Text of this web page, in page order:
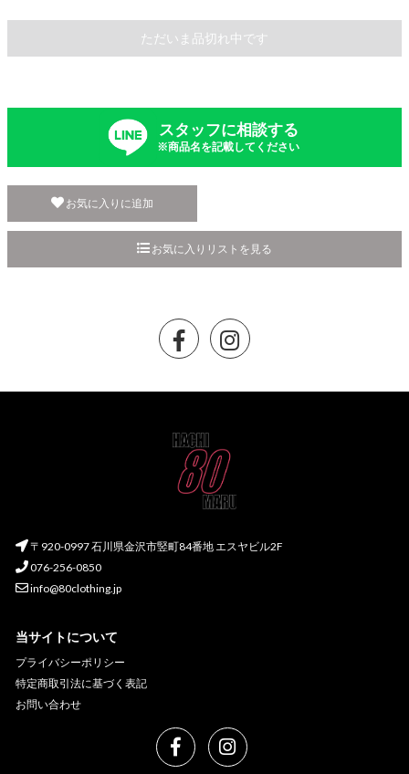
ただいま品切れ中です
スタッフに相談する
※商品名を記載してください
お気に入りに追加
お気に入りリストを見る
〒920-0997 石川県金沢市竪町84番地 エスヤビル2F
076-256-0850
info@80clothing.jp
当サイトについて
プライバシーポリシー
特定商取引法に基づく表記
お問い合わせ